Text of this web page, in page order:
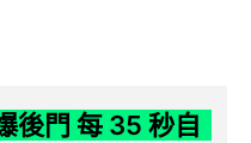
後門 每 35 秒自